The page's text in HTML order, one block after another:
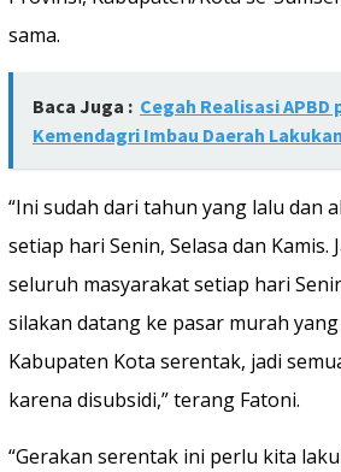
sama.
Baca Juga : Cegah Realisasi APBD
Kemendagri Imbau Daerah
“Ini sudah dari tahun yang lalu dan
setiap hari Senin, Selasa dan Kamis.
seluruh masyarakat setiap hari
silakan datang ke pasar murah
Kabupaten Kota serentak, jadi
karena disubsidi,” terang Fatoni.
“Gerakan serentak ini perlu kita